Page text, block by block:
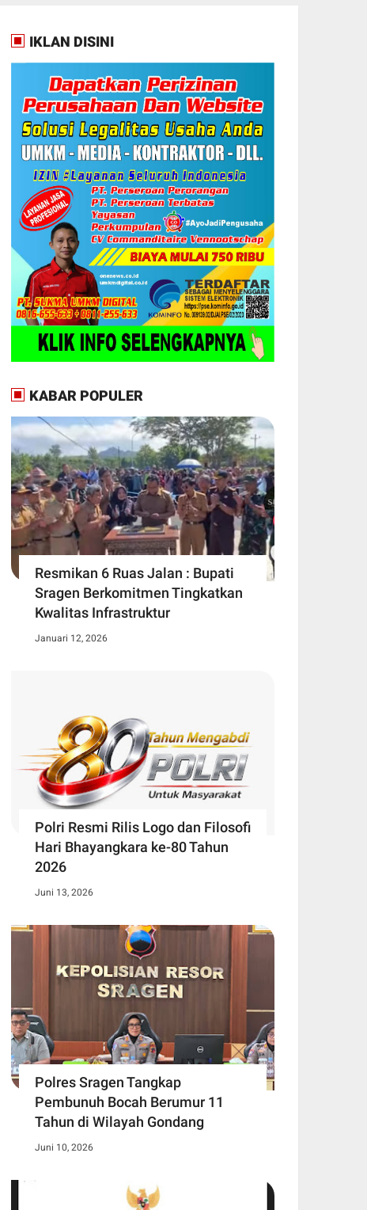
IKLAN DISINI
KABAR POPULER
Resmikan 6 Ruas Jalan : Bupati
Sragen Berkomitmen Tingkatkan
Kwalitas Infrastruktur
Januari 12, 2026
Polri Resmi Rilis Logo dan Filosofi
Hari Bhayangkara ke-80 Tahun
2026
Juni 13, 2026
Polres Sragen Tangkap
Pembunuh Bocah Berumur 11
Tahun di Wilayah Gondang
Juni 10, 2026